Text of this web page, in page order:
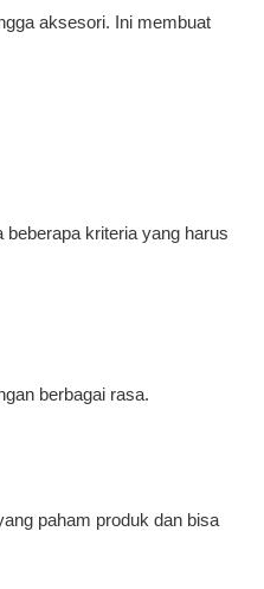
aksesori. Ini membuat
kriteria yang harus
berbagai rasa.
paham produk dan bisa